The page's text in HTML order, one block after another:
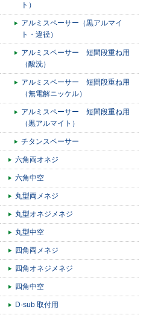
ト）
アルミスペーサー（黒アルマイ
ト・違径）
アルミスペーサー 短間段重ね用
（酸洗）
アルミスペーサー 短間段重ね用
（無電解ニッケル）
アルミスペーサー 短間段重ね用
（黒アルマイト）
チタンスペーサー
六角両オネジ
六角中空
丸型両メネジ
丸型オネジメネジ
丸型中空
四角両メネジ
四角オネジメネジ
四角中空
D-sub 取付用